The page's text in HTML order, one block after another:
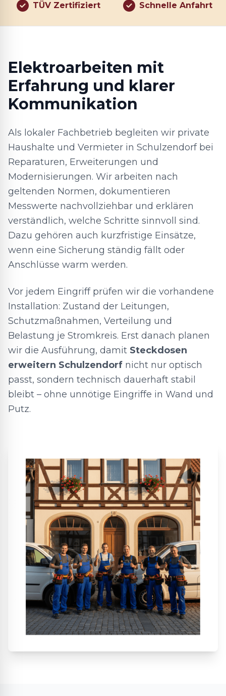
TÜV Zertifiziert Schnelle Anfahrt
Elektroarbeiten mit
Erfahrung und klarer
Kommunikation
Als lokaler Fachbetrieb begleiten wir private
Haushalte und Vermieter in Schulzendorf bei
Reparaturen, Erweiterungen und
Modernisierungen. Wir arbeiten nach
geltenden Normen, dokumentieren
Messwerte nachvollziehbar und erklären
verständlich, welche Schritte sinnvoll sind.
Dazu gehören auch kurzfristige Einsätze,
wenn eine Sicherung ständig fällt oder
Anschlüsse warm werden.
Vor jedem Eingriff prüfen wir die vorhandene
Installation: Zustand der Leitungen,
Schutzmaßnahmen, Verteilung und
Belastung je Stromkreis. Erst danach planen
wir die Ausführung, damit Steckdosen
erweitern Schulzendorf nicht nur optisch
passt, sondern technisch dauerhaft stabil
bleibt – ohne unnötige Eingriffe in Wand und
Putz.